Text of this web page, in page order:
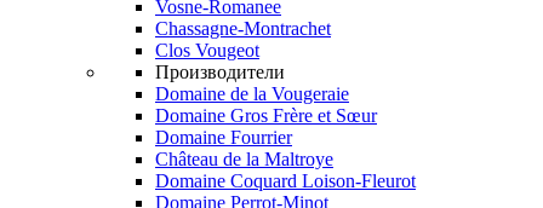
Vosne-Romanee
Chassagne-Montrachet
Clos Vougeot
Производители
Domaine de la Vougeraie
Domaine Gros Frère et Sœur
Domaine Fourrier
Château de la Maltroye
Domaine Coquard Loison-Fleurot
Domaine Perrot-Minot